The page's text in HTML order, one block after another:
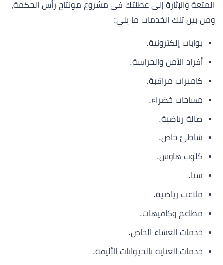
المتعة والإثارة إلى عطلتك في مشروع مونتاج رأس الحكمة،
ومن بين تلك الخدمات ما يلي:
بوابات إلكترونية.
أفراد الأمن والحراسة.
كاميرات مراقبة.
مساحات خضراء.
صالة رياضية.
شاطئ خاص.
كلوب هاوس.
سبا.
ملاعب رياضية.
مطاعم وكافيهات.
خدمات العشاء الخاص.
خدمات العناية بالحيوانات الأليفة.